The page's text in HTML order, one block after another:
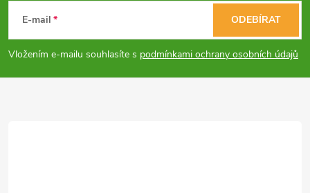
p
E-mail
Vložením e-mailu souhlasíte s podmínkami ochrany osobních údajů
ODEBÍRAT